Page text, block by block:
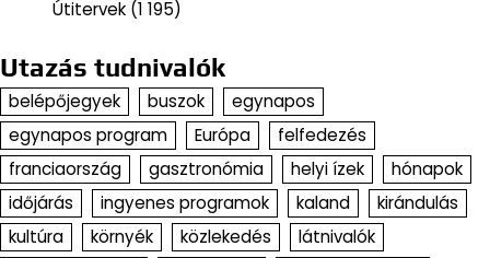
Útitervek (1 195)
Utazás tudnivalók
belépőjegyek buszok
egynapos
egynapos program
Európa
felfedezés
franciaország
gasztronómia helyi ízek
hónapok
időjárás
ingyenes programok kaland
kirándulás
kultúra
környék közlekedés
látnivalók